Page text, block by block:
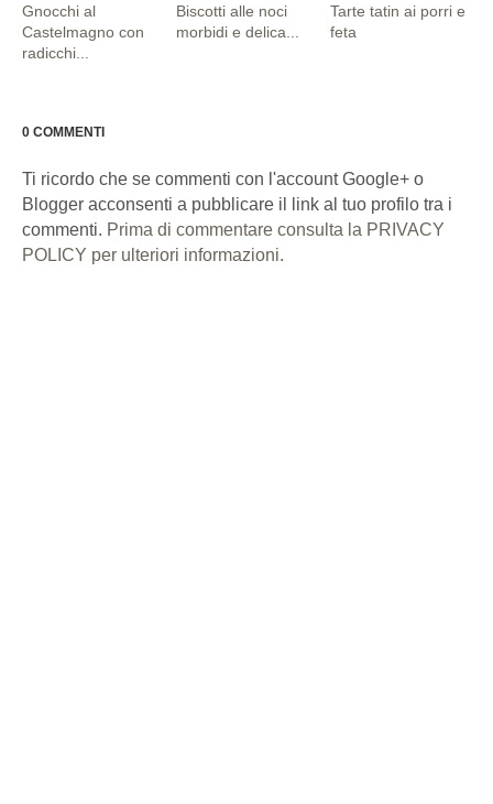
Gnocchi al
Castelmagno con
radicchi...
Biscotti alle noci
morbidi e delica...
Tarte tatin ai porri e
feta
0 COMMENTI
Ti ricordo che se commenti con l'account Google+ o
Blogger acconsenti a pubblicare il link al tuo profilo tra i
commenti. Prima di commentare consulta la PRIVACY
POLICY per ulteriori informazioni.